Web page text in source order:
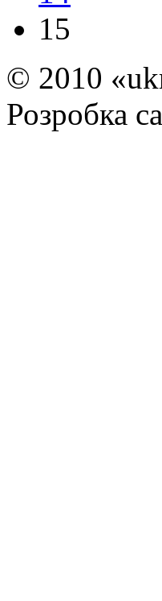
15
© 2010
Розробка